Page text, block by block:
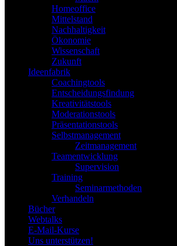
Homeoffice
Mittelstand
Nachhaltigkeit
Ökonomie
Wissenschaft
Zukunft
Ideenfabrik
Coachingtools
Entscheidungsfindung
Kreativitätstools
Moderationstools
Präsentationstools
Selbstmanagement
Zeitmanagement
Teamentwicklung
Supervision
Training
Seminarmethoden
Verhandeln
Bücher
Webtalks
E-Mail-Kurse
Uns unterstützen!